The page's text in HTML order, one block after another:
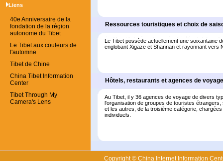
Liens
40e Anniversaire de la
fondation de la région
autonome du Tibet
Le Tibet aux couleurs de
l'automne
Tibet de Chine
China Tibet Information
Center
Tibet Through My
Camera's Lens
Ressources touristiques et choix de
Le Tibet possède actuellement une soixantaine
englobant Xigaze et Shannan et rayonnant vers
Hôtels, restaurants et agences de voyage
Au Tibet, il y 36 agences de voyage de divers
l'organisation de groupes de touristes
et les autres, de la troisième catégorie,
individuels.
Copyright © China Internet Information